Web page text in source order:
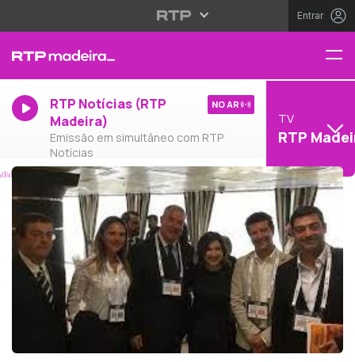
Entrar
RTP Notícias (RTP
Madeira)
Emissão em simultâneo com RTP
Notícias
NO AR
TV
RTP